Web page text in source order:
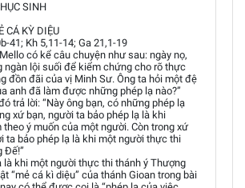
SINH
CÁ KỲ DIỆU
41; Kh 5,11-14; Ga 21,1-19
có kể câu chuyện như sau: ngày nọ,
ngàn lội suối để kiểm chứng cho rõ thực
đồn đãi của vị Minh Sư. Ông ta hỏi một đệ
anh đã làm được những phép lạ nào?”
trả lời: “Này ông bạn, có những phép lạ
xứ bạn, người ta bảo phép lạ là khi
ý muốn của một người. Còn trong xứ
ta bảo phép lạ là khi một người thực thi
Đế!”
là khi một người thực thi thánh ý Thượng
“mẻ cá kì diệu” của thánh Gioan trong bài